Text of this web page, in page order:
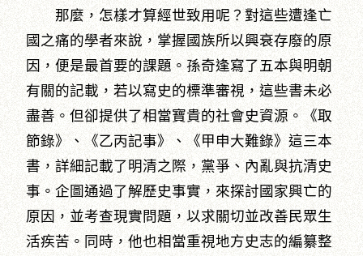
那麼，怎樣才算經世致用呢？對這些遭逢亡
國之痛的學者來說，掌握國族所以興衰存廢的原
因，便是最首要的課題。孫奇逢寫了五本與明朝
有關的記載，若以寫史的標準審視，這些書未必
盡善。但卻提供了相當寶貴的社會史資源。《取
節錄》、《乙丙記事》、《甲申大難錄》這三本
書，詳細記載了明清之際，黨爭、內亂與抗清史
事。企圖通過了解歷史事實，來探討國家興亡的
原因，並考查現實問題，以求關切並改善民眾生
活疾苦。同時，他也相當重視地方史志的編纂整